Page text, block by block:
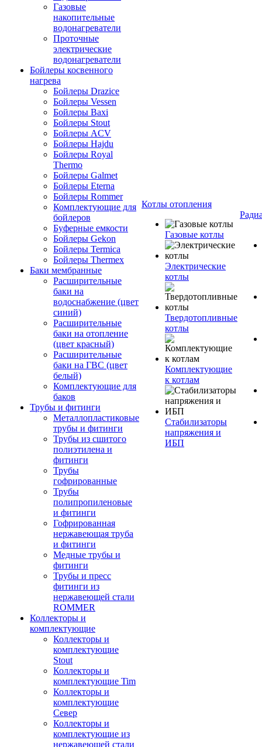
Газовые
накопительные
водонагреватели
Проточные
электрические
водонагреватели
Бойлеры косвенного
нагрева
Бойлеры Drazice
Бойлеры Vessen
Бойлеры Baxi
Бойлеры Stout
Бойлеры ACV
Бойлеры Hajdu
Бойлеры Royal
Thermo
Бойлеры Galmet
Бойлеры Eterna
Бойлеры Rommer
Комплектующие для
бойлеров
Буферные емкости
Бойлеры Gekon
Бойлеры Termica
Бойлеры Thermex
Баки мембранные
Расширительные
баки на
водоснабжение (цвет
синий)
Расширительные
баки на отопление
(цвет красный)
Расширительные
баки на ГВС (цвет
белый)
Комплектующие для
баков
Трубы и фитинги
Металлопластиковые
трубы и фитинги
Трубы из сшитого
полиэтилена и
фитинги
Трубы
гофрированные
Трубы
полипропиленовые
и фитинги
Гофрированная
нержавеющая труба
и фитинги
Медные трубы и
фитинги
Трубы и пресс
фитинги из
нержавеющей стали
ROMMER
Коллекторы и
комплектующие
Коллекторы и
комплектующие
Stout
Коллекторы и
комплектующие Tim
Коллекторы и
комплектующие
Север
Коллекторы и
комплектующие из
нержавеющей стали
Котлы отопления
Газовые котлы
Электрические
котлы
Твердотопливные
котлы
Комплектующие
к котлам
Стабилизаторы
напряжения и
ИБП